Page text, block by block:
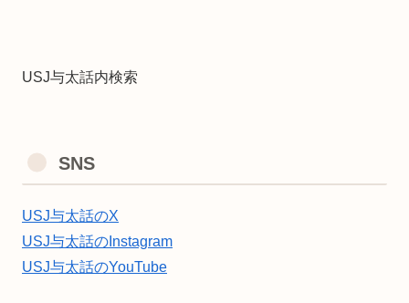
USJ与太話内検索
SNS
USJ与太話のX
USJ与太話のInstagram
USJ与太話のYouTube